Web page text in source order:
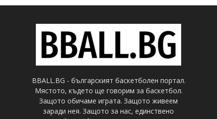
BBALL.BG - българският баскетболен портал.
Мястото, където ще говорим за баскетбол.
Защото обичаме играта. Защото живеем
заради нея. Защото за нас, единствено